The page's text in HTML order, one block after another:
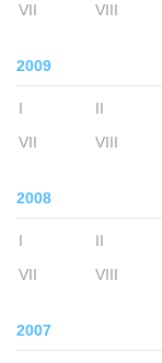
VII
VIII
2009
I II
VII
VIII
2008
I II
VII
VIII
2007